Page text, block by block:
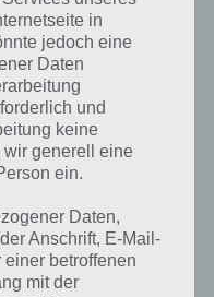
in
jedoch eine
Daten
und
keine
generell eine
ein.
Daten,
Anschrift, E-Mail-
betroffenen
mit der